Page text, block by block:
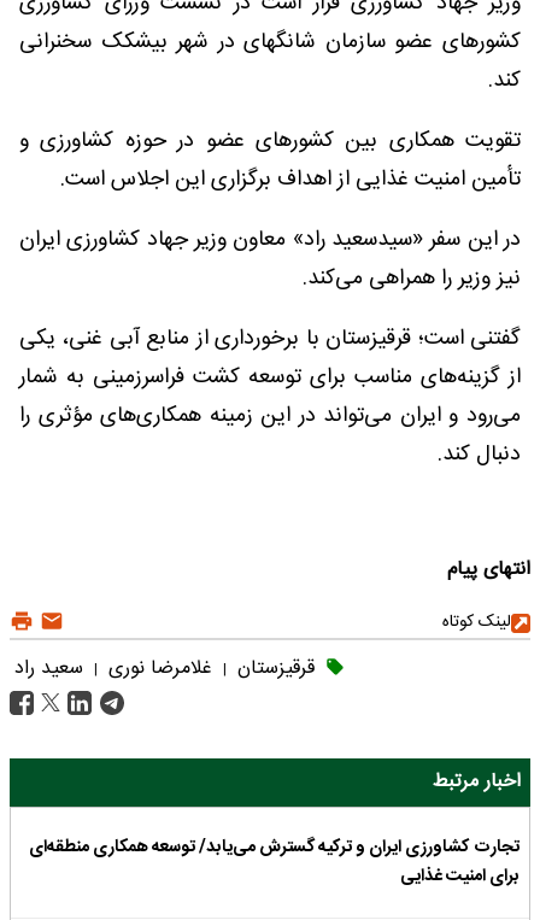
کشورهای عضو سازمان شانگهای در شهر بیشکک سخنرانی
کند.
تقویت همکاری بین کشورهای عضو در حوزه کشاورزی و
تأمین امنیت غذایی از اهداف برگزاری این اجلاس است.
در این سفر «سیدسعید راد» معاون وزیر جهاد کشاورزی ایران
نیز وزیر را همراهی می‌کند.
گفتنی است؛ قرقیزستان با برخورداری از منابع آبی غنی، یکی
از گزینه‌های مناسب برای توسعه کشت فراسرزمینی به شمار
می‌رود و ایران می‌تواند در این زمینه همکاری‌های مؤثری را
دنبال کند.
انتهای پیام
لینک کوتاه
قرقیزستان | غلامرضا نوری | سعید راد
اخبار مرتبط
تجارت کشاورزی ایران و ترکیه گسترش می‌یابد/ توسعه همکاری منطقه‌ای
برای امنیت غذایی